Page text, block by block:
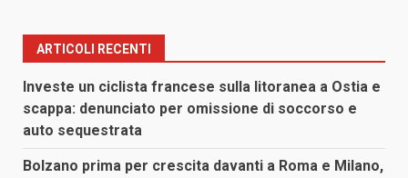
ARTICOLI RECENTI
Investe un ciclista francese sulla litoranea a Ostia e
scappa: denunciato per omissione di soccorso e
auto sequestrata
Bolzano prima per crescita davanti a Roma e Milano,